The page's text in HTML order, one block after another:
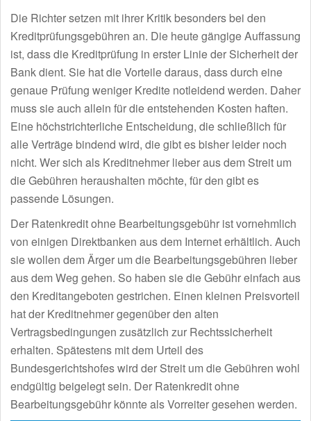
Die Richter setzen mit ihrer Kritik besonders bei den
Kreditprüfungsgebühren an. Die heute gängige Auffassung
ist, dass die Kreditprüfung in erster Linie der Sicherheit der
Bank dient. Sie hat die Vorteile daraus, dass durch eine
genaue Prüfung weniger Kredite notleidend werden. Daher
muss sie auch allein für die entstehenden Kosten haften.
Eine höchstrichterliche Entscheidung, die schließlich für
alle Verträge bindend wird, die gibt es bisher leider noch
nicht. Wer sich als Kreditnehmer lieber aus dem Streit um
die Gebühren heraushalten möchte, für den gibt es
passende Lösungen.
Der Ratenkredit ohne Bearbeitungsgebühr ist vornehmlich
von einigen Direktbanken aus dem Internet erhältlich. Auch
sie wollen dem Ärger um die Bearbeitungsgebühren lieber
aus dem Weg gehen. So haben sie die Gebühr einfach aus
den Kreditangeboten gestrichen. Einen kleinen Preisvorteil
hat der Kreditnehmer gegenüber den alten
Vertragsbedingungen zusätzlich zur Rechtssicherheit
erhalten. Spätestens mit dem Urteil des
Bundesgerichtshofes wird der Streit um die Gebühren wohl
endgültig beigelegt sein. Der Ratenkredit ohne
Bearbeitungsgebühr könnte als Vorreiter gesehen werden.